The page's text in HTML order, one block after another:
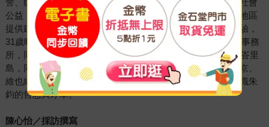
舍、辦公大樓，乃至都市重整、市鎮設計等；同時也熱衷於社會
公益，與建築師同好成立「建築師社區服務中心」，為貧困地區
提供建築設計及規劃的服務；由於具備豐富的學識與業界經驗，
31歲時即取得副教授資格。1990年回台，任職於宗邁建築師事務
所，同時為台灣建築教育界扎根。2001年退休，隱居於印尼峇里
島，同時以藝術家身分出道，熱衷於藝術創作，於台北、北京、
維也納、峇厘島等地舉辦個展，讓世界重新以藝術的視角認識朱
鈞的哲思與才華。
陳心怡／採訪撰寫